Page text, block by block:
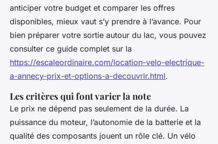
anticiper votre budget et comparer les offres
disponibles, mieux vaut s’y prendre à l’avance. Pour
bien préparer votre sortie autour du lac, vous pouvez
consulter ce guide complet sur la
https://escaleordinaire.com/location-velo-electrique-
a-annecy-prix-et-options-a-decouvrir.html.
Les critères qui font varier la note
Le prix ne dépend pas seulement de la durée. La
puissance du moteur, l’autonomie de la batterie et la
qualité des composants jouent un rôle clé. Un vélo